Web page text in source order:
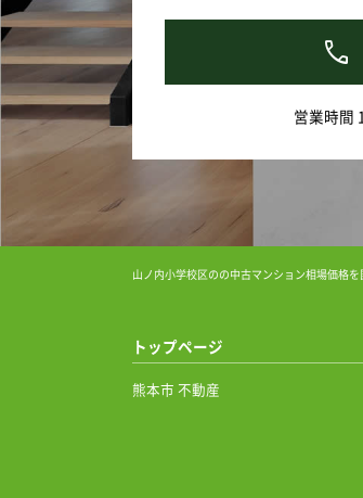
営業時間
山ノ内小学校区のの中古マンション相場価格
トップページ
熊本市 不動産